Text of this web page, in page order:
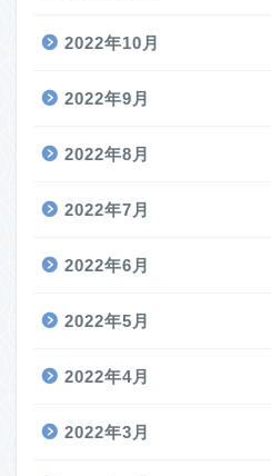
2022年10月
2022年9月
2022年8月
2022年7月
2022年6月
2022年5月
2022年4月
2022年3月